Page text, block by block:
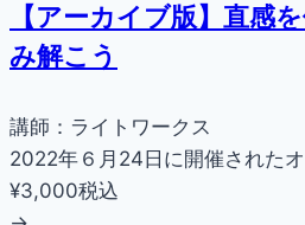
【アーカイブ版】直感
み解こう
講師：ライトワークス
2022年６月24日に開催された
¥3,000税込